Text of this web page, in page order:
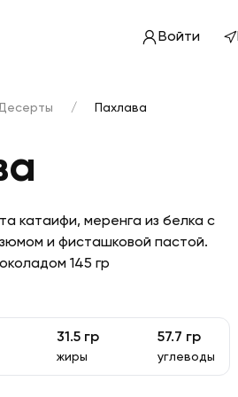
Войти
/ Пахлава
катаифи, меренга из белка с
и фисташковой пастой.
145 гр
31.5 гр
жиры
57.7 гр
углеводы